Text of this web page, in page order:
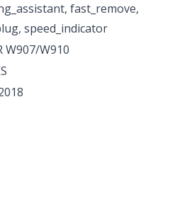
, fast_remove,
, speed_indicator
W907/W910